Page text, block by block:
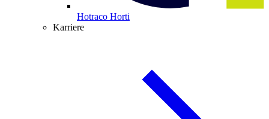
Hotraco Horti
Karriere